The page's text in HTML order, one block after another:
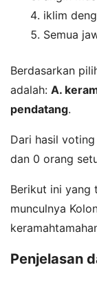
iklim
Semua
Berdasarkan
adalah: A.
pendatang.
Dari hasil
dan 0 orang
Berikut ini yang
munculnya
Penjelasan